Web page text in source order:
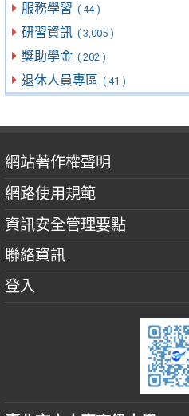
服務學習 ( 44 )
研習資訊 ( 3,005 )
獎助學金 ( 202 )
退休人員專區 ( 41 )
網站著作權聲明
網路使用規範
資訊安全管理要點
聯絡資訊
登入